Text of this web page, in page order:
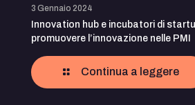
3 Gennaio 2024
Innovation hub e incubatori di
promuovere l’innovazione nelle PMI
Continua a leggere